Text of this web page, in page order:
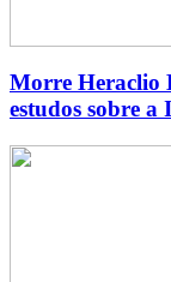
Morre Heraclio
estudos sobre